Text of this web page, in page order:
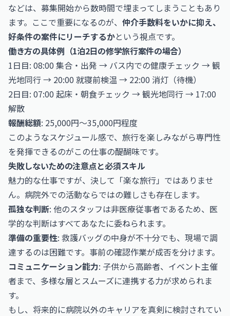
などは、募集開始から数時間で埋まってしまうこともあり
ます。ここで重要になるのが、 仲介手数料をいかに抑え、
好条件の案件にリーチするかという視点です。
働き方の具体例（1泊2日の修学旅行案件の場合）
1日目: 08:00 集合・出発 → バス内での健康チェック → 観
光地同行 → 20:00 就寝前検温 → 22:00 消灯（待機）
2日目: 07:00 起床・朝食チェック → 観光地同行 → 17:00
解散
報酬総額: 25,000円〜35,000円程度
このようなスケジュール感で、旅行を楽しみながら専門性
を発揮できるのがこの仕事の醍醐味です。
失敗しないための注意点と必須スキル
魅力的な仕事ですが、決して「楽な旅行」ではありませ
ん。病院外での活動ならではの難しさも存在します。
孤独な判断: 他のスタッフは非医療従事者であるため、医
学的な判断はすべてあなたに委ねられます。
準備の重要性: 救護バッグの中身が不十分でも、現場で調
達するのは困難です。事前の確認作業が成否を分けます。
コミュニケーション能力: 子供から高齢者、イベント主催
者まで、多様な層とスムーズに連携する力が求められま
す。
もし、将来的に病院以外のキャリアを真剣に検討されてい